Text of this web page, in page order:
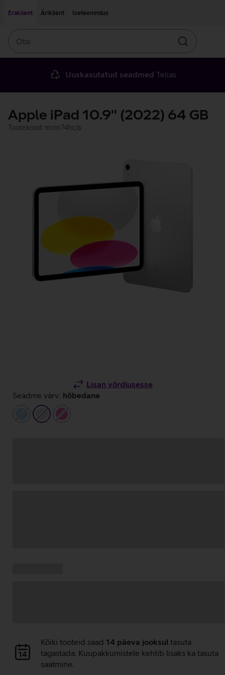
Eraklient
Äriklient Iseteenindus
Otsin
Uuskasutatud seadmed Telias
Apple iPad 10.9'' (2022) 64 GB
Tootekood: mcm74hc/a
Lisan võrdlusesse
Seadme värv: hõbedane
helesininehõbedane
roosa
Andmete
laadimine
Kõiki tooteid saad 14 päeva jooksul tasuta
tagastada. Kuupakkumistele kehtib lisaks ka tasuta
saatmine.